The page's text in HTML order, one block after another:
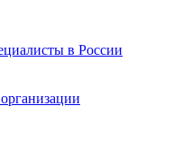
в России